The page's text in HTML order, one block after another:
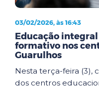
03/02/2026, às 16:43
Educação
formativo nos
Guarulhos
Nesta terça-feira (3),
dos centros